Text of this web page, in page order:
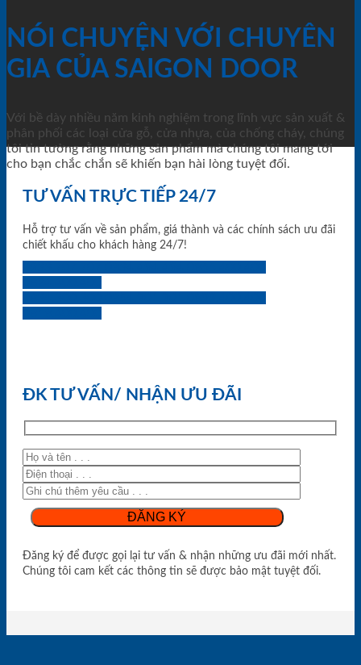
NÓI CHUYỆN VỚI CHUYÊN
GIA CỦA SAIGON DOOR
Với bề dày nhiều năm kinh nghiệm trong lĩnh vực sản xuất &
phân phối các loại cửa gỗ, cửa nhựa, của chống cháy, chúng
tôi tin tưởng rằng những sản phẩm mà chúng tôi mang tới
cho bạn chắc chắn sẽ khiến bạn hài lòng tuyệt đối.
TƯ VẤN TRỰC TIẾP 24/7
Hỗ trợ tư vấn về sản phẩm, giá thành và các chính sách ưu đãi
chiết khấu cho khách hàng 24/7!
ĐK TƯ VẤN/ NHẬN ƯU ĐÃI
Đăng ký để được gọi lại tư vấn & nhận những ưu đãi mới nhất.
Chúng tôi cam kết các thông tin sẽ được bảo mật tuyệt đối.